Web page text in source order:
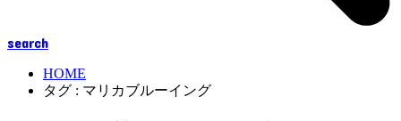
search
HOME
タグ : マリカブルーイング